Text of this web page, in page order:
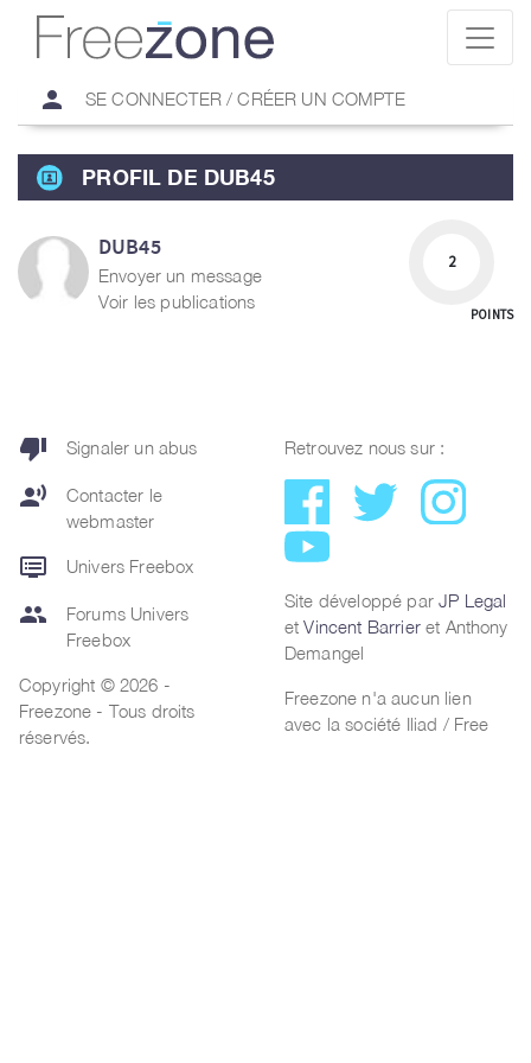
person SE CONNECTER / CRÉER UN COMPTE
PROFIL DE DUB45
DUB45
Envoyer un message
Voir les publications
2
POINTS
thumb_down Signaler un abus
record_voice_over
Contacter le
webmaster
dvr Univers Freebox
group
Forums Univers
Freebox
Copyright © 2026 -
Freezone - Tous droits
réservés.
Retrouvez nous sur :
Site développé parJP Legal
etVincent Barrieret Anthony
Demangel
Freezone n'a aucun lien
avec la société Iliad / Free